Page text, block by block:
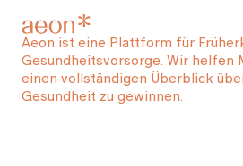
Aeon ist eine Plattform für
Gesundheitsvorsorge. Wir helfen
einen vollständigen Überblick
Gesundheit zu gewinnen.